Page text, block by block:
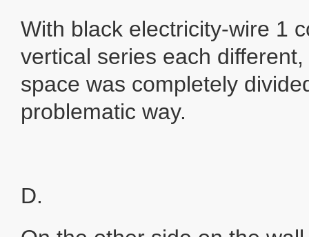
With black electricity-wire 1
vertical series each
space was completely
problematic way.
D.